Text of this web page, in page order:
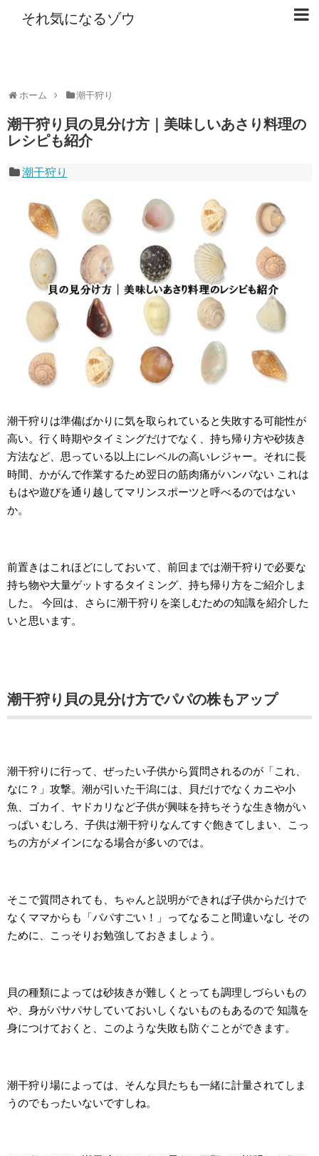
それ気になるゾウ
ホーム 潮干狩り
潮干狩り貝の見分け方｜美味しいあさり料理の
レシピも紹介
潮干狩り
潮干狩りは準備ばかりに気を取られていると失敗する可能性が
高い。行く時期やタイミングだけでなく、持ち帰り方や砂抜き
方法など、思っている以上にレベルの高いレジャー。それに長
時間、かがんで作業するため翌日の筋肉痛がハンパない これは
もはや遊びを通り越してマリンスポーツと呼べるのではない
か。
前置きはこれほどにしておいて、前回までは潮干狩りで必要な
持ち物や大量ゲットするタイミング、持ち帰り方をご紹介しま
した。 今回は、さらに潮干狩りを楽しむための知識を紹介した
いと思います。
潮干狩り貝の見分け方でパパの株もアップ
潮干狩りに行って、ぜったい子供から質問されるのが「これ、
なに？」攻撃。潮が引いた干潟には、貝だけでなくカニや小
魚、ゴカイ、ヤドカリなど子供が興味を持ちそうな生き物がい
っぱい むしろ、子供は潮干狩りなんてすぐ飽きてしまい、こっ
ちの方がメインになる場合が多いのでは。
そこで質問されても、ちゃんと説明ができれば子供からだけで
なくママからも「パパすごい！」ってなること間違いなし その
ために、こっそりお勉強しておきましょう。
貝の種類によっては砂抜きが難しくとっても調理しづらいもの
や、身がパサパサしていておいしくないものもあるので 知識を
身につけておくと、このような失敗も防ぐことができます。
潮干狩り場によっては、そんな貝たちも一緒に計量されてしま
うのでもったいないですしね。